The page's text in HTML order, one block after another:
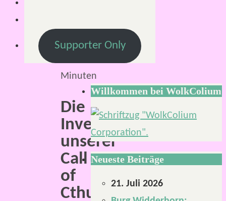
Lesezeit:
Minuten
Die
Investigator*innen
unserer
Call
of
Cthulhu
Supporter Only
Willkommen bei WolkColium
Neueste Beiträge
21. Juli 2026